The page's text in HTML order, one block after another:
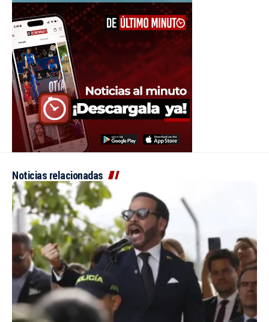
Noticias relacionadas